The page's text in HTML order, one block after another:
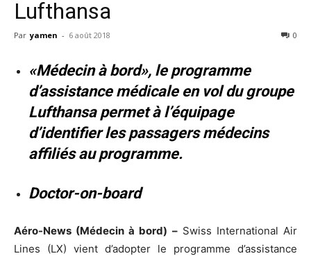
Lufthansa
Par yamen - 6 août 2018 0
«Médecin à bord», le programme
d’assistance médicale en vol du groupe
Lufthansa permet à l’équipage
d’identifier les passagers médecins
affiliés au programme.
Doctor-on-board
Aéro-News (Médecin à bord) –Swiss International Air
Lines (LX) vient d’adopter le programme d’assistance